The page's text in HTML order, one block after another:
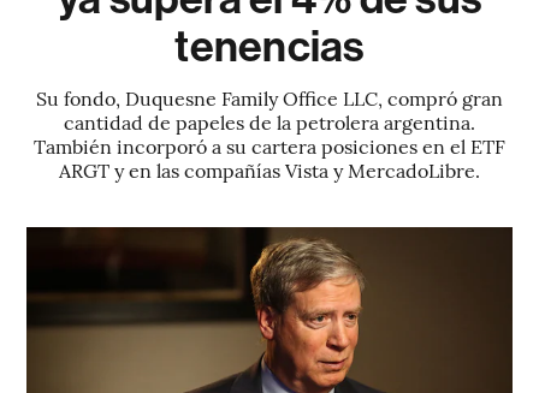
tenencias
Su fondo, Duquesne Family Office LLC, compró gran
cantidad de papeles de la petrolera argentina.
También incorporó a su cartera posiciones en el ETF
ARGT y en las compañías Vista y MercadoLibre.